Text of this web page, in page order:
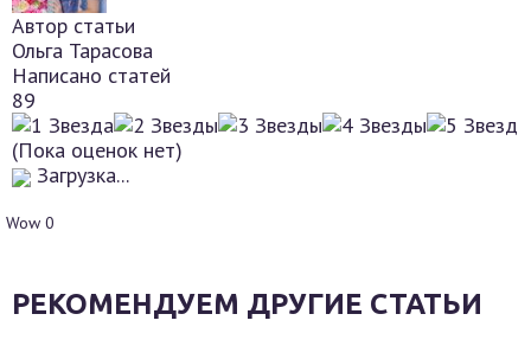
Автор статьи
Ольга Тарасова
Написано статей
89
(Пока оценок нет)
Загрузка...
Wow 0
РЕКОМЕНДУЕМ ДРУГИЕ СТАТЬИ